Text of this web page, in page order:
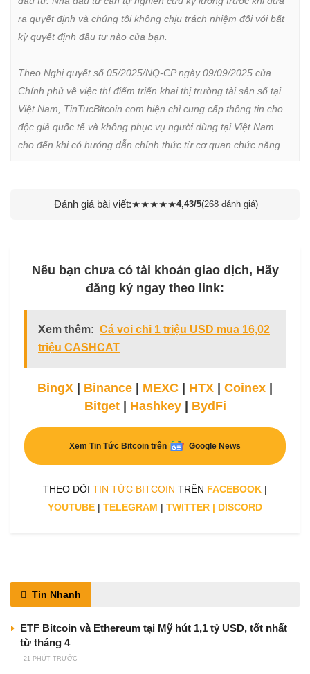
ra quyết định và chúng tôi không chịu trách nhiệm đối với bất
kỳ quyết định đầu tư nào của bạn.
Theo Nghị quyết số 05/2025/NQ-CP ngày 09/09/2025 của
Chính phủ về việc thí điểm triển khai thị trường tài sản số tại
Việt Nam, TinTucBitcoin.com hiện chỉ cung cấp thông tin cho
độc giả quốc tế và không phục vụ người dùng tại Việt Nam
cho đến khi có hướng dẫn chính thức từ cơ quan chức năng.
Đánh giá bài viết:★★★★★4,43/5(268 đánh giá)
Nếu bạn chưa có tài khoản giao dịch, Hãy
đăng ký ngay theo link:
Xem thêm: Cá voi chi 1 triệu USD mua 16,02
triệu CASHCAT
BingX Binance MEXC HTX Coinex
Bitget| Hashkey| BydFi
Xem Tin Tức Bitcoin trên Google News
THEO DÕI TIN TỨC BITCOIN TRÊN FACEBOOK |
YOUTUBE | TELEGRAM | TWITTER | DISCORD
Tin Nhanh
ETF Bitcoin và Ethereum tại Mỹ hút 1,1 tỷ USD, tốt nhất
từ tháng 4
21 PHÚT TRƯỚC